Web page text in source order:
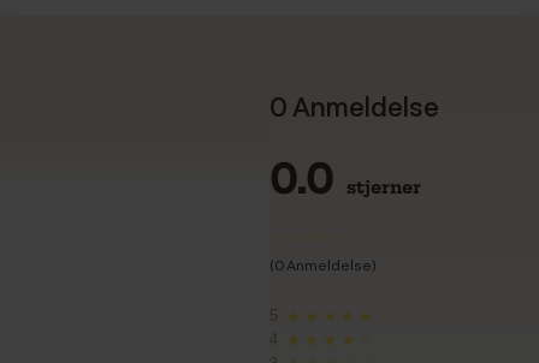
0 Anmeldelse
0.0 stjerner
(0 Anmeldelse)
5 ★★★★★
4 ★★★★☆